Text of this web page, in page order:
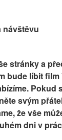
návštěvu
stránky a
bude líbit film
Pokud
svým
že vše
dni v